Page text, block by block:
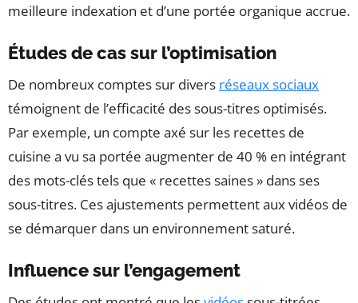
meilleure indexation et d’une portée organique accrue.
Études de cas sur l’optimisation
De nombreux comptes sur divers réseaux sociaux
témoignent de l’efficacité des sous-titres optimisés.
Par exemple, un compte axé sur les recettes de
cuisine a vu sa portée augmenter de 40 % en intégrant
des mots-clés tels que « recettes saines » dans ses
sous-titres. Ces ajustements permettent aux vidéos de
se démarquer dans un environnement saturé.
Influence sur l’engagement